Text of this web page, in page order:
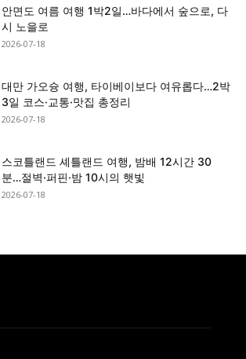
안면도 여름 여행 1박2일…바다에서 숲으로, 다
시 노을로
2026-07-18
대만 가오슝 여행, 타이베이보다 여유롭다…2박
3일 코스·교통·맛집 총정리
2026-07-18
스코틀랜드 셰틀랜드 여행, 밤배 12시간 30
분…절벽·퍼핀·밤 10시의 햇빛
2026-07-18